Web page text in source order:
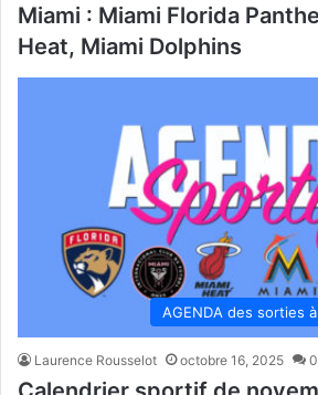
Miami : Miami Florida
Heat, Miami Dolphins
AGENDA des sorties
Laurence Rousselot octobre 16, 2025 0